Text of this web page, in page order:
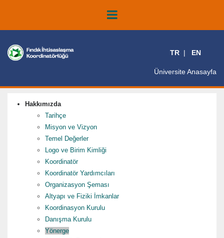
TR EN
Üniversite Anasayfa
Hakkımızda
Tarihçe
Misyon ve Vizyon
Temel Değerler
Logo ve Birim Kimliği
Koordinatör
Koordinatör Yardımcıları
Organizasyon Şeması
Altyapı ve Fiziki İmkanlar
Koordinasyon Kurulu
Danışma Kurulu
Yönerge